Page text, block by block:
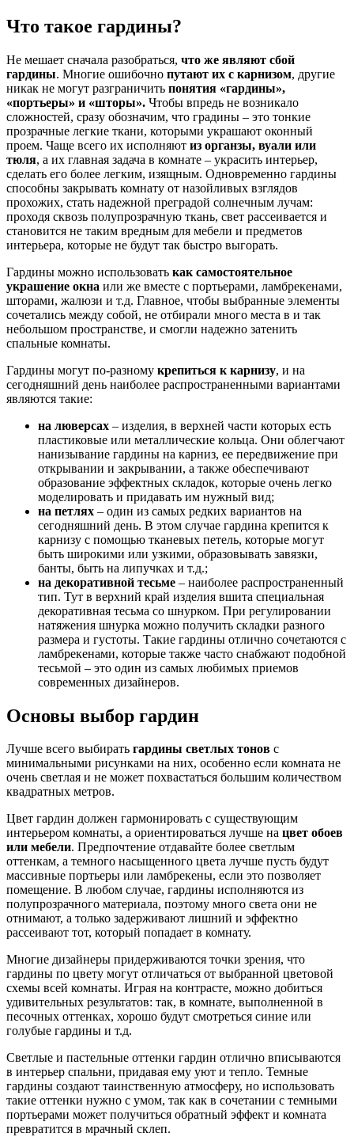
Что такое гардины?
Не мешает сначала разобраться, что же являют сбой
гардины. Многие ошибочно путают их с карнизом, другие
никак не могут разграничить понятия «гардины»,
«портьеры» и «шторы». Чтобы впредь не возникало
сложностей, сразу обозначим, что градины – это тонкие
прозрачные легкие ткани, которыми украшают оконный
проем. Чаще всего их исполняют из органзы, вуали или
тюля, а их главная задача в комнате – украсить интерьер,
сделать его более легким, изящным. Одновременно гардины
способны закрывать комнату от назойливых взглядов
прохожих, стать надежной преградой солнечным лучам:
проходя сквозь полупрозрачную ткань, свет рассеивается и
становится не таким вредным для мебели и предметов
интерьера, которые не будут так быстро выгорать.
Гардины можно использовать как самостоятельное
украшение окна или же вместе с портьерами, ламбрекенами,
шторами, жалюзи и т.д. Главное, чтобы выбранные элементы
сочетались между собой, не отбирали много места в и так
небольшом пространстве, и смогли надежно затенить
спальные комнаты.
Гардины могут по-разному крепиться к карнизу, и на
сегодняшний день наиболее распространенными вариантами
являются такие:
на люверсах – изделия, в верхней части которых есть
пластиковые или металлические кольца. Они облегчают
нанизывание гардины на карниз, ее передвижение при
открывании и закрывании, а также обеспечивают
образование эффектных складок, которые очень легко
моделировать и придавать им нужный вид;
на петлях – один из самых редких вариантов на
сегодняшний день. В этом случае гардина крепится к
карнизу с помощью тканевых петель, которые могут
быть широкими или узкими, образовывать завязки,
банты, быть на липучках и т.д.;
на декоративной тесьме – наиболее распространенный
тип. Тут в верхний край изделия вшита специальная
декоративная тесьма со шнурком. При регулировании
натяжения шнурка можно получить складки разного
размера и густоты. Такие гардины отлично сочетаются с
ламбрекенами, которые также часто снабжают подобной
тесьмой – это один из самых любимых приемов
современных дизайнеров.
Основы выбор гардин
Лучше всего выбирать гардины светлых тонов с
минимальными рисунками на них, особенно если комната не
очень светлая и не может похвастаться большим количеством
квадратных метров.
Цвет гардин должен гармонировать с существующим
интерьером комнаты, а ориентироваться лучше на цвет обоев
или мебели. Предпочтение отдавайте более светлым
оттенкам, а темного насыщенного цвета лучше пусть будут
массивные портьеры или ламбрекены, если это позволяет
помещение. В любом случае, гардины исполняются из
полупрозрачного материала, поэтому много света они не
отнимают, а только задерживают лишний и эффектно
рассеивают тот, который попадает в комнату.
Многие дизайнеры придерживаются точки зрения, что
гардины по цвету могут отличаться от выбранной цветовой
схемы всей комнаты. Играя на контрасте, можно добиться
удивительных результатов: так, в комнате, выполненной в
песочных оттенках, хорошо будут смотреться синие или
голубые гардины и т.д.
Светлые и пастельные оттенки гардин отлично вписываются
в интерьер спальни, придавая ему уют и тепло. Темные
гардины создают таинственную атмосферу, но использовать
такие оттенки нужно с умом, так как в сочетании с темными
портьерами может получиться обратный эффект и комната
превратится в мрачный склеп.